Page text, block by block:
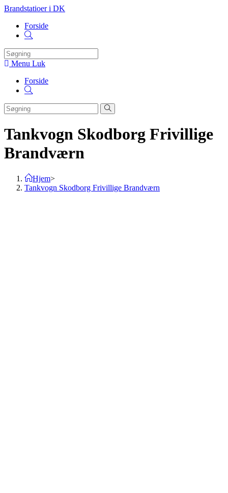
Skip
content
Brandstatioer i DK
Forside
Toggle
search
Menu Luk
Forside
Toggle
search
Tankvogn Skodborg Frivillige
Brandværn
Hjem>
Tankvogn Skodborg Frivillige Brandværn